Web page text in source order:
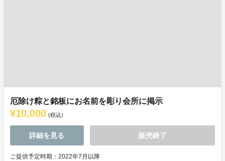
厄除け粽と銘板にお名前を彫り会所に掲示
¥10,000 (税込)
詳細を見る 販売終了
ご提供予定時期：2022年7月以降